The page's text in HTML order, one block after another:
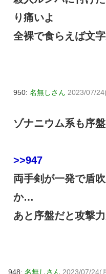
り痛いよ
全裸で食らえば文
950: 名無しさん 2023/07/
ゾナニウム系も序
>>947
両手剣が一発で盾
か…
あと序盤だと攻撃
948: 名無しさん 2023/07/24(